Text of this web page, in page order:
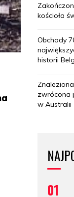
kościoła
Obchody
historii
zwrócona
w Australii
01